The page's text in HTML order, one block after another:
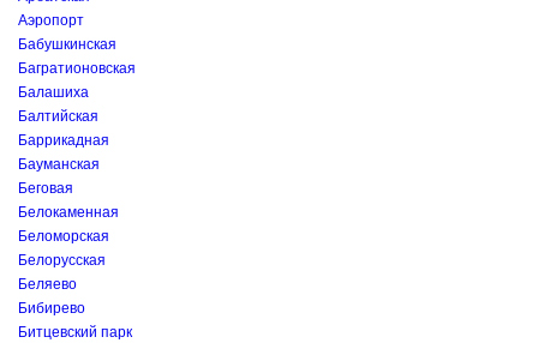
Аэропорт
Бабушкинская
Багратионовская
Балашиха
Балтийская
Баррикадная
Бауманская
Беговая
Белокаменная
Беломорская
Белорусская
Беляево
Бибирево
Битцевский парк